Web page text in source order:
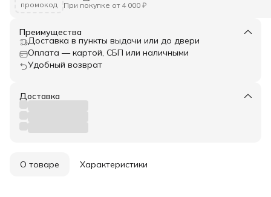
промокод При покупке от 4 000 ₽
Преимущества
Доставка в пункты выдачи или до двери
Оплата — картой, СБП или наличными
Удобный возврат
Доставка
О товаре Характеристики